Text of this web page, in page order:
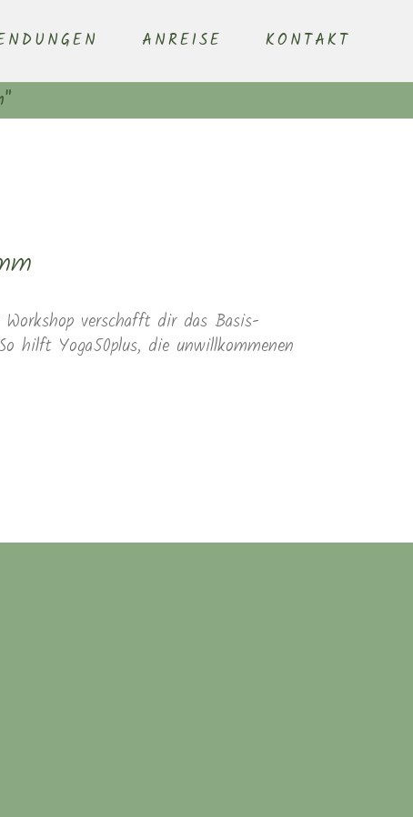
ANREISE KONTAKT
verschafft dir das Basis-
hilft Yoga50plus, die unwillkommenen